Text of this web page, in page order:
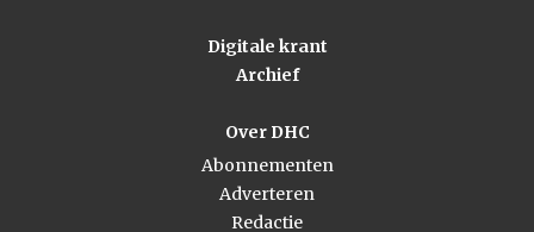
Digitale krant
Archief
Over DHC
Abonnementen
Adverteren
Redactie